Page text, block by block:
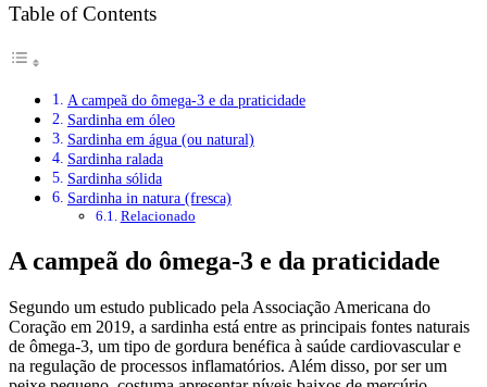
Table of Contents
A campeã do ômega-3 e da praticidade
Sardinha em óleo
Sardinha em água (ou natural)
Sardinha ralada
Sardinha sólida
Sardinha in natura (fresca)
Relacionado
A campeã do ômega-3 e da praticidade
Segundo um estudo publicado pela Associação Americana do
Coração em 2019, a sardinha está entre as principais fontes naturais
de ômega-3, um tipo de gordura benéfica à saúde cardiovascular e
na regulação de processos inflamatórios. Além disso, por ser um